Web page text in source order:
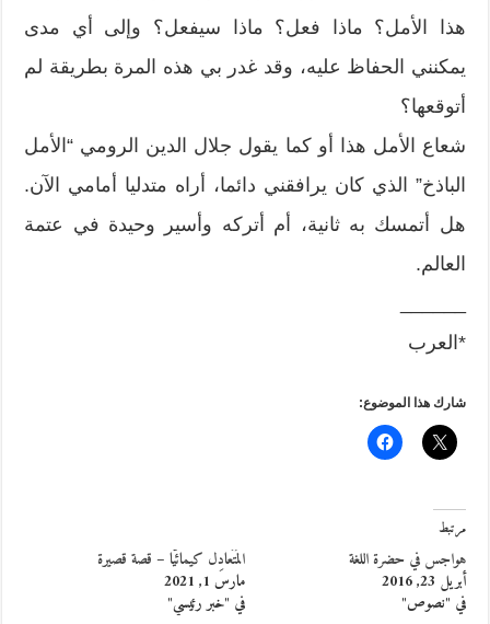
هذا الأمل؟ ماذا فعل؟ ماذا سيفعل؟ وإلى أي مدى
يمكنني الحفاظ عليه، وقد غدر بي هذه المرة بطريقة لم
أتوقعها؟
شعاع الأمل هذا أو كما يقول جلال الدين الرومي “الأمل
الباذخ” الذي كان يرافقني دائما، أراه متدليا أمامي الآن.
هل أتمسك به ثانية، أم أتركه وأسير وحيدة في عتمة
العالم.
*العرب
شارك هذا الموضوع:
مرتبط
هواجس في حضرة اللغة
أبريل 23, 2016
في "نصوص"
المُتَعادِل كيمائيًّا – قصة قصيرة
مارس 1, 2021
في "خبر رئيسي"